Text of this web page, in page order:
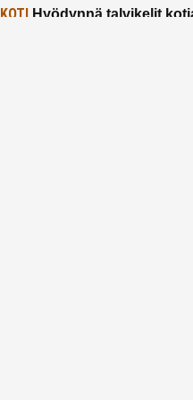
KOTIHyödynnä talvikelit